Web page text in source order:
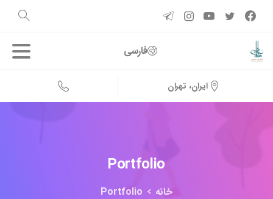
فارسی
ایران، تهران
Portfolio
خانه Portfolio